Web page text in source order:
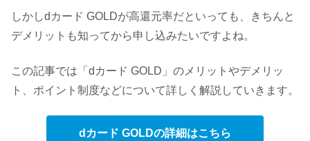
しかしdカード GOLDが高還元率だといっても、きちんと
デメリットも知ってから申し込みたいですよね。
この記事では「dカード GOLD」のメリットやデメリッ
ト、ポイント制度などについて詳しく解説していきます。
dカード GOLDの詳細はこちら